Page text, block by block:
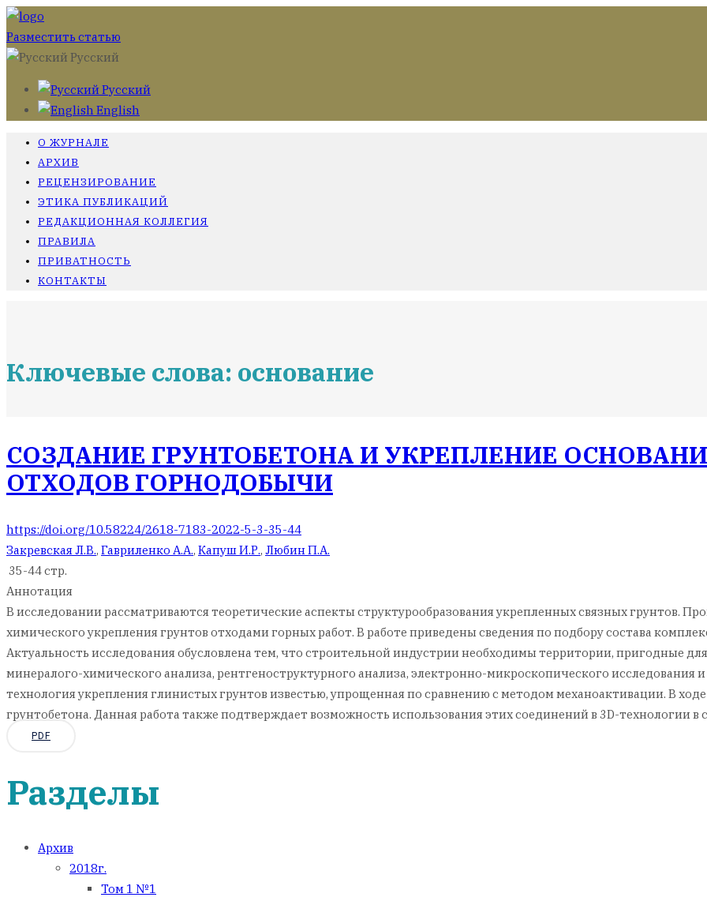
Разместить статью
Русский
Русский
English
О ЖУРНАЛЕ
АРХИВ
РЕЦЕНЗИРОВАНИЕ
ЭТИКА ПУБЛИКАЦИЙ
РЕДАКЦИОННАЯ КОЛЛЕГИЯ
ПРАВИЛА
ПРИВАТНОСТЬ
КОНТАКТЫ
Ключевые слова: основание
СОЗДАНИЕ ГРУНТОБЕТОНА И УКРЕПЛЕНИЕ
ОТХОДОВ ГОРНОДОБЫЧИ
https://doi.org/10.58224/2618-7183-2022-5-3-35-44
Закревская Л.В., Гавриленко А.А., Капуш И.Р., Любин П.А.
35-44 стр.
Аннотация
В исследовании рассматриваются теоретические аспекты структурообразования укрепленных связных грунтов.
химического укрепления грунтов отходами горных работ. В работе приведены сведения по подбору состава
Актуальность исследования обусловлена тем, что строительной индустрии необходимы территории, пригодные
минералого-химического анализа, рентгеноструктурного анализа, электронно-микроскопического исследования
технология укрепления глинистых грунтов известью, упрощенная по сравнению с методом механоактивации. В
грунтобетона. Данная работа также подтверждает возможность использования этих соединений в 3D-технологии в
PDF
Разделы
Архив
2018г.
Том 1 №1